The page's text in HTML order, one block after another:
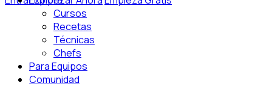
Cursos
Recetas
Técnicas
Chefs
Para Equipos
Comunidad